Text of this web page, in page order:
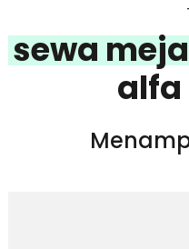
sewa
alfa